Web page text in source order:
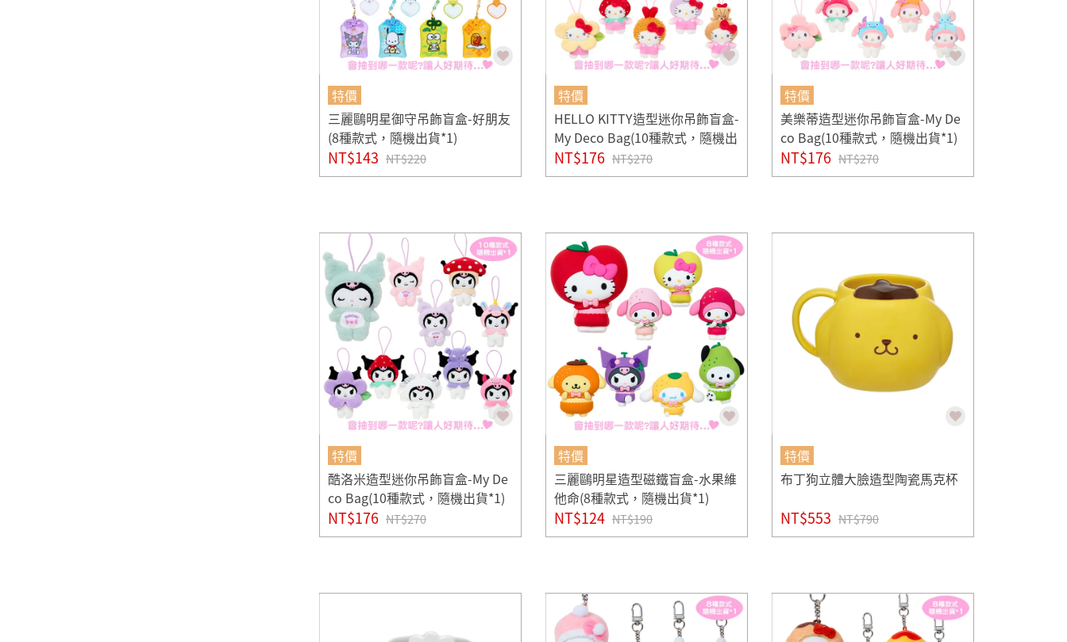
特價
三麗鷗明星御守吊飾盲盒-好朋友
(8種款式，隨機出貨*1)
NT$143 NT$220
特價
HELLO KITTY造型迷你吊飾盲盒-
My Deco Bag(10種款式，隨機出
貨*1)
NT$176 NT$270
特價
美樂蒂造型迷你吊飾盲盒-My De
co Bag(10種款式，隨機出貨*1)
NT$176 NT$270
特價
酷洛米造型迷你吊飾盲盒-My De
co Bag(10種款式，隨機出貨*1)
NT$176 NT$270
特價
三麗鷗明星造型磁鐵盲盒-水果維
他命(8種款式，隨機出貨*1)
NT$124 NT$190
特價
布丁狗立體大臉造型陶瓷馬克杯
NT$553 NT$790